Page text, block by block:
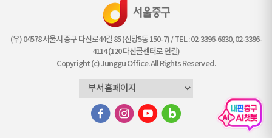
(우) 04578 서울시 중구 다산로44길 85 (신당5동 150-7) / TEL : 02-3396-6830, 02-3396-
4114 (120 다산콜센터로 연결)
Copyright (c) Junggu Office. All Rights Reserved.